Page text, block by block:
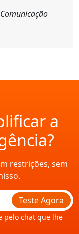
a
restrições, sem
Teste Agora
pelo chat que lhe